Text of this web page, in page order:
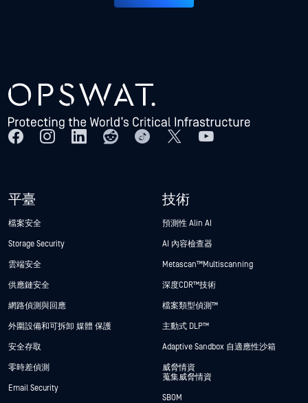
平臺
檔案安全
Storage Security
雲端安全
供應鏈安全
網路偵測與回應
外圍設備和可拆卸 媒體 保護
安全存取
零時差偵測
Email Security
技術
預測性 Alin AI
AI 內容檢查器
Metascan™ Multiscanning
深度CDR™技術
檔案類型偵測™
主動式 DLP™
Adaptive Sandbox 自適應性沙箱
威脅情資
蒐集威脅情資
SBOM